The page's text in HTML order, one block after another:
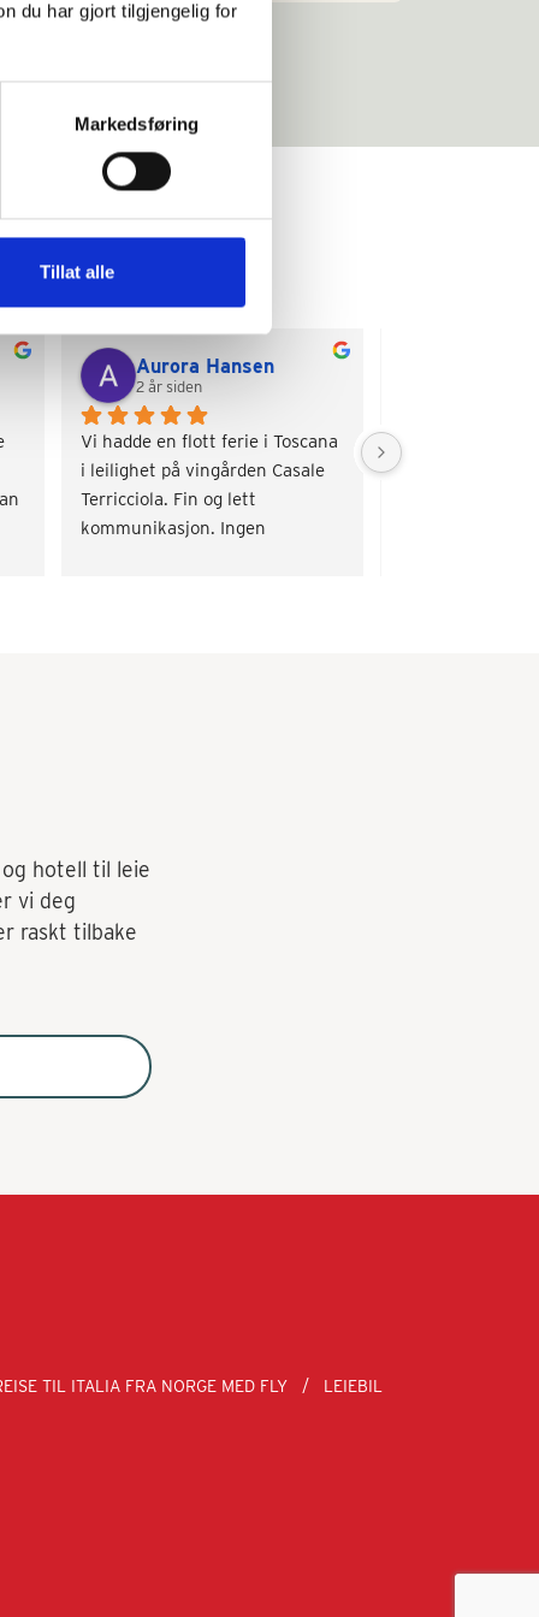
du har gjort tilgjengelig for
Markedsføring
Tillat alle
Aurora Hansen
2 år siden
Vi hadde en flott ferie i Toscana
i leilighet på vingården Casale
Terricciola. Fin og lett
kommunikasjon. Ingen
Veldig
hotell til leie
vi deg
raskt tilbake
TIL ITALIA FRA NORGE MED FLY LEIEBIL